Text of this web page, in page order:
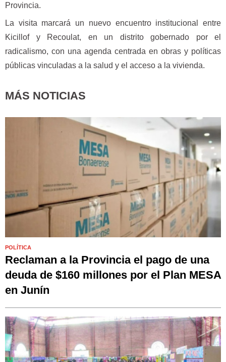
Provincia.
La visita marcará un nuevo encuentro institucional entre
Kicillof y Recoulat, en un distrito gobernado por el
radicalismo, con una agenda centrada en obras y políticas
públicas vinculadas a la salud y el acceso a la vivienda.
MÁS NOTICIAS
POLÍTICA
Reclaman a la Provincia el pago de una
deuda de $160 millones por el Plan MESA
en Junín